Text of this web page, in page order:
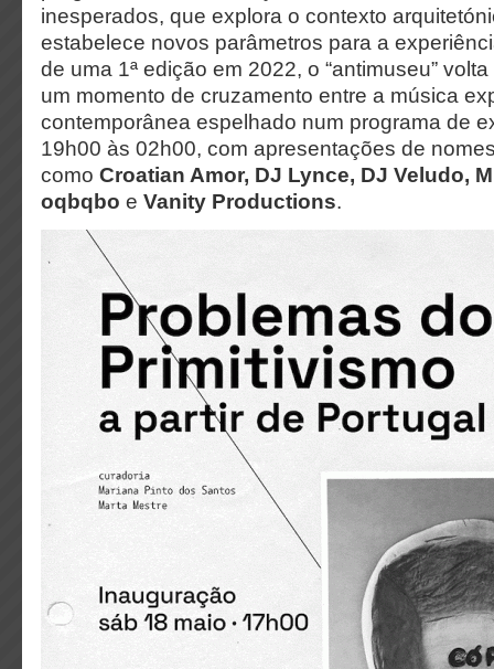
inesperados, que explora o contexto
estabelece novos parâmetros para a
de uma 1ª edição em 2022, o “antimuseu”
um momento de cruzamento entre a música
contemporânea espelhado num programa de
19h00 às 02h00, com apresentações de
como Croatian Amor, DJ Lynce, DJ Veludo,
oqbqbo e Vanity Productions.